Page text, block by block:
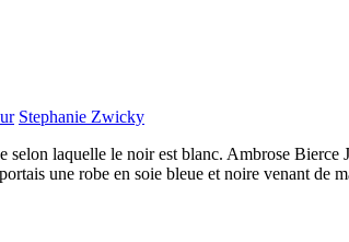
Stephanie Zwicky
selon laquelle le noir est blanc. Ambrose
une robe en soie bleue et noire venant de